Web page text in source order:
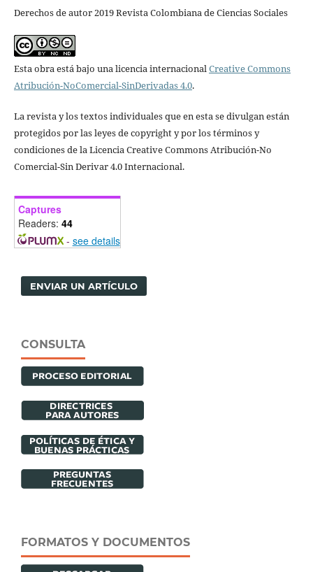
Derechos de autor 2019 Revista Colombiana de Ciencias Sociales
Esta obra está bajo una licencia internacional Creative Commons
Atribución-NoComercial-SinDerivadas 4.0.
La revista y los textos individuales que en esta se divulgan están
protegidos por las leyes de copyright y por los términos y
condiciones de la Licencia Creative Commons Atribución-No
Comercial-Sin Derivar 4.0 Internacional.
Captures
Readers: 44
- see details
ENVIAR UN ARTÍCULO
CONSULTA
FORMATOS Y DOCUMENTOS